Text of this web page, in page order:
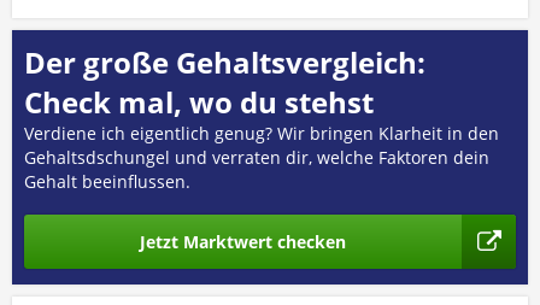
Der große Gehaltsvergleich:
Check mal, wo du stehst
Verdiene ich eigentlich genug? Wir bringen Klarheit in den
Gehaltsdschungel und verraten dir, welche Faktoren dein
Gehalt beeinflussen.
Jetzt Marktwert checken